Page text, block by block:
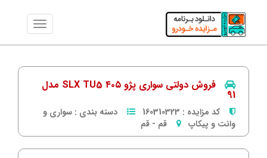
فروش دولتی سواری پژو ۴۰۵ SLX TU5 مدل
91
کد مزایده : 160310323 دسته بندی : سواری و
وانت و پیکاپ
قم - قم